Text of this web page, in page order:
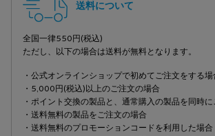
送料について
全国一律550円(税込)
ただし、以下の場合は送料が無料となります。
・公式オンラインショップで初めてご注文をする場
・5,000円(税込)以上のご注文の場合
・ポイント交換の製品と、通常購入の製品を同時
・送料無料の製品をご注文の場合
・送料無料のプロモーションコードを利用した場合